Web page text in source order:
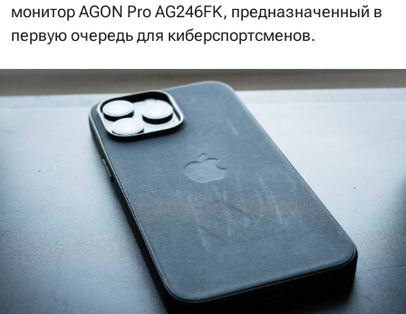
монитор AGON Pro AG246FK, предназначенный в
первую очередь для киберспортсменов.